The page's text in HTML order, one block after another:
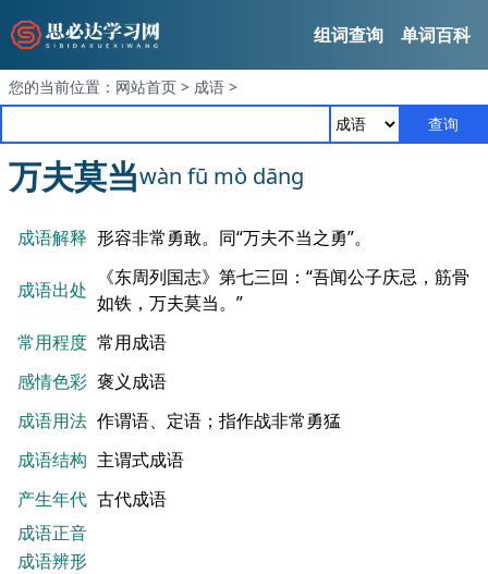
组词查询 单词百科
您的当前位置： 网站首页 > 成语 >
查询
万夫莫当wàn fū mò dāng
成语解释 形容非常勇敢。同“万夫不当之勇”。
成语出处
《东周列国志》第七三回：“吾闻公子庆忌，筋骨
如铁，万夫莫当。”
常用程度 常用成语
感情色彩 褒义成语
成语用法 作谓语、定语；指作战非常勇猛
成语结构 主谓式成语
产生年代 古代成语
成语正音
成语辨形